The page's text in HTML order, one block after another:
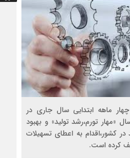
ماهه ابتدایی سال جاری در
«مهار تورم،رشد تولید» و بهبود
کشور،اقدام به اعطای تسهیلات
کرده است.